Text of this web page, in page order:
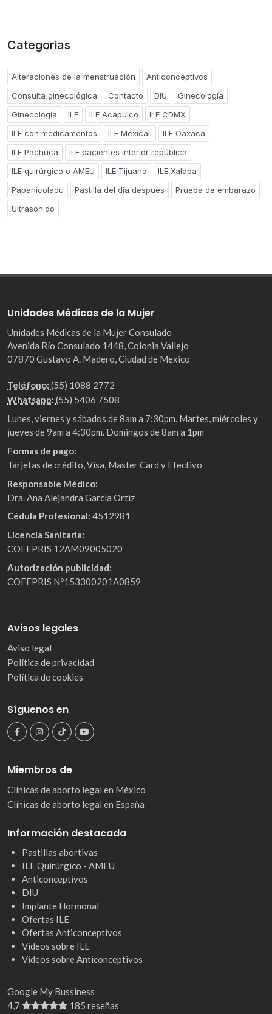
Categorias
Alteraciones de la menstruación
Anticonceptivos
Consulta ginecológica
Contacto DIU
Ginecología
Ginecología
ILE ILE Acapulco
ILE CDMX
ILE con medicamentos
ILE Mexicali
ILE Oaxaca
ILE Pachuca
ILE pacientes interior república
ILE quirúrgico o AMEU
ILE Tijuana
ILE Xalapa
Papanicolaou
Pastilla del día después
Prueba de embarazo
Ultrasonido
Unidades Médicas de la Mujer
Unidades Médicas de la Mujer Consulado
Avenida Río Consulado 1448, Colonia Vallejo
07870 Gustavo A. Madero, Ciudad de Mexico
Teléfono: (55) 1088 2772
Whatsapp: (55) 5406 7508
Lunes, viernes y sábados de 8am a 7:30pm. Martes, miércoles y
jueves de 9am a 4:30pm. Domingos de 8am a 1pm
Formas de pago:
Tarjetas de crédito, Visa, Master Card y Efectivo
Responsable Médico:
Dra. Ana Alejandra García Ortiz
Cédula Profesional: 4512981
Licencia Sanitaria:
COFEPRIS 12AM09005020
Autorización publicidad:
COFEPRIS Nº153300201A0859
Avisos legales
Aviso legal
Política de privacidad
Política de cookies
Síguenos en
Miembros de
Clínicas de aborto legal en México
Clínicas de aborto legal en España
Información destacada
Pastillas abortivas
ILE Quirúrgico - AMEU
Anticonceptivos
DIU
Implante Hormonal
Ofertas ILE
Ofertas Anticonceptivos
Videos sobre ILE
Videos sobre Anticonceptivos
Google My Bussiness
4,7
185 reseñas